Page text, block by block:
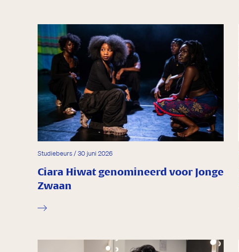
Studiebeurs / 30 juni 2026
Ciara Hiwat genomineerd voor Jonge
Zwaan